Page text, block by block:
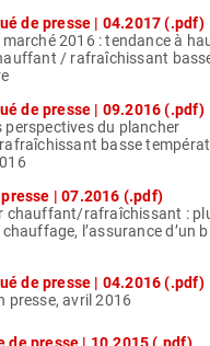
de presse | 04.2017 (.pdf)
2016 : tendance à
/ rafraîchissant
de presse | 09.2016 (.pdf)
perspectives du plancher
basse
| 07.2016 (.pdf)
chauffant/rafraîchissant :
l’assurance d’un
de presse | 04.2016 (.pdf)
presse, avril 2016